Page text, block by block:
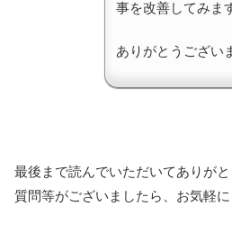
事を改善してみま
ありがとうござい
最後まで読んでいただいてありが
質問等がございましたら、お気軽